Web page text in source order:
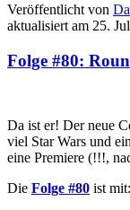
Veröffentlicht von
aktualisiert am 25.
Folge #80:
Da ist er! Der neue
viel Star Wars und
eine Premiere (!!!,
Die Folge #80 ist mit: